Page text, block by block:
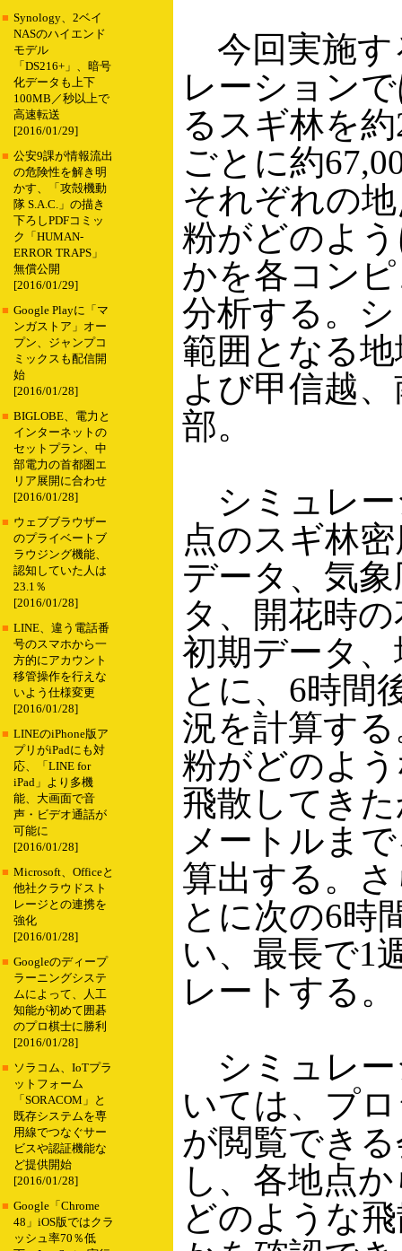
■ Synology、2ベイ
NASのハイエンド
モデル
「DS216+」、暗号
化データも上下
100MB／秒以上で
高速転送
[2016/01/29]
■ 公安9課が情報流出
の危険性を解き明
かす、「攻殻機動
隊 S.A.C.」の描き
下ろしPDFコミッ
ク「HUMAN-
ERROR TRAPS」
無償公開
[2016/01/29]
■ Google Playに「マ
ンガストア」オー
プン、ジャンプコ
ミックスも配信開
始
[2016/01/28]
■ BIGLOBE、電力と
インターネットの
セットプラン、中
部電力の首都圏エ
リア展開に合わせ
[2016/01/28]
■ ウェブブラウザー
のプライベートブ
ラウジング機能、
認知していた人は
23.1％
[2016/01/28]
■ LINE、違う電話番
号のスマホから一
方的にアカウント
移管操作を行えな
いよう仕様変更
[2016/01/28]
■ LINEのiPhone版ア
プリがiPadにも対
応、「LINE for
iPad」より多機
能、大画面で音
声・ビデオ通話が
可能に
[2016/01/28]
■ Microsoft、Officeと
他社クラウドスト
レージとの連携を
強化
[2016/01/28]
■ Googleのディープ
ラーニングシステ
ムによって、人工
知能が初めて囲碁
のプロ棋士に勝利
[2016/01/28]
■ ソラコム、IoTプラ
ットフォーム
「SORACOM」と
既存システムを専
用線でつなぐサー
ビスや認証機能な
ど提供開始
[2016/01/28]
■ Google「Chrome
48」iOS版ではクラ
ッシュ率70％低
今回実施す
レーション
るスギ林を
ごとに約
それぞれの
粉がどのよ
かを各コン
分析する。
範囲となる
よび甲信越
部。
シミュレー
点のスギ林
データ、気
タ、開花時
初期データ
とに、6時間
況を計算す
粉がどのよ
飛散してき
メートルま
算出する。
とに次の6時
い、最長で1
レートする。
シミュレー
いては、プ
が閲覧でき
し、各地点
どのような